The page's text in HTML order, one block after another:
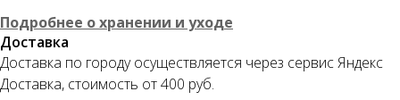
Подробнее о хранении и уходе
Доставка
Доставка по городу осуществляется через сервис Яндекс
Доставка, стоимость от 400 руб.
платежами раз в две недели.
Оплата
Через